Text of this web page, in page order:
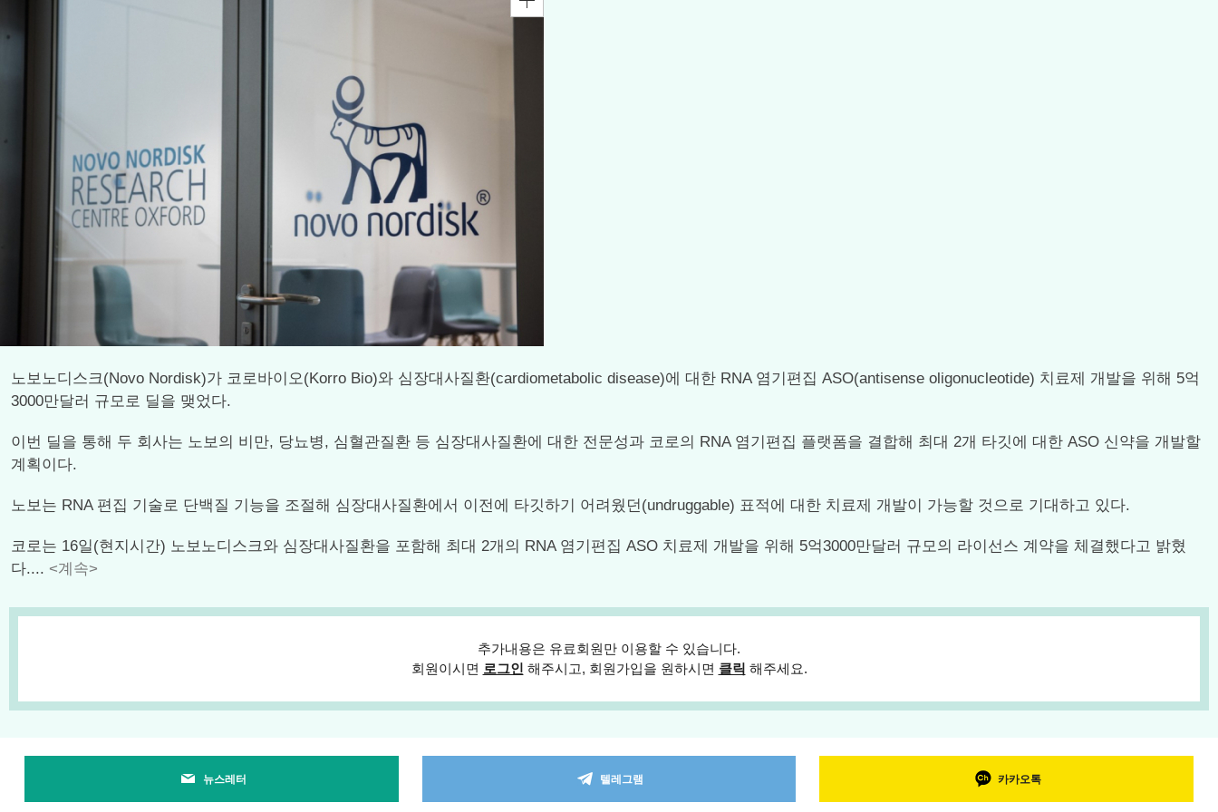
노보노디스크(Novo Nordisk)가 코로바이오(Korro Bio)와 심장대사질환(cardiometabolic disease)에 대한 RNA 염기편집 ASO(antisense oligonucleotide) 치료제 개발을 위해 5억
3000만달러 규모로 딜을 맺었다.
이번 딜을 통해 두 회사는 노보의 비만, 당뇨병, 심혈관질환 등 심장대사질환에 대한 전문성과 코로의 RNA 염기편집 플랫폼을 결합해 최대 2개 타깃에 대한 ASO 신약을 개발할
계획이다.
노보는 RNA 편집 기술로 단백질 기능을 조절해 심장대사질환에서 이전에 타깃하기 어려웠던(undruggable) 표적에 대한 치료제 개발이 가능할 것으로 기대하고 있다.
코로는 16일(현지시간) 노보노디스크와 심장대사질환을 포함해 최대 2개의 RNA 염기편집 ASO 치료제 개발을 위해 5억3000만달러 규모의 라이선스 계약을 체결했다고 밝혔
다.... <계속>
추가내용은 유료회원만 이용할 수 있습니다.
회원이시면 로그인 해주시고, 회원가입을 원하시면 클릭 해주세요.
뉴스레터 텔레그램 카카오톡